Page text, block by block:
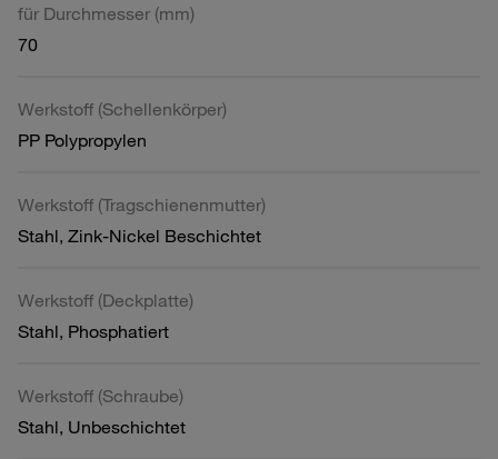
für Durchmesser (mm)
70
Werkstoff (Schellenkörper)
PP Polypropylen
Werkstoff (Tragschienenmutter)
Stahl, Zink-Nickel Beschichtet
Werkstoff (Deckplatte)
Stahl, Phosphatiert
Werkstoff (Schraube)
Stahl, Unbeschichtet